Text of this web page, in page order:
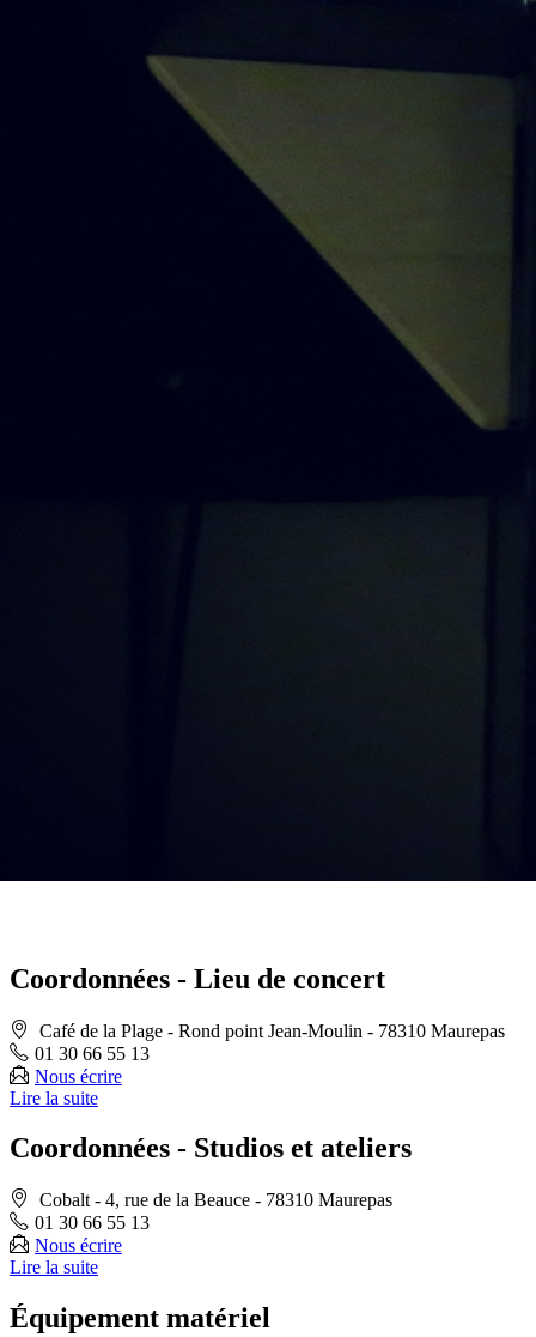
Coordonnées - Lieu de concert
Café de la Plage - Rond point Jean-Moulin - 78310 Maurepas
01 30 66 55 13
Nous écrire
Lire la suite
Coordonnées - Studios et ateliers
Cobalt - 4, rue de la Beauce - 78310 Maurepas
01 30 66 55 13
Nous écrire
Lire la suite
Équipement matériel